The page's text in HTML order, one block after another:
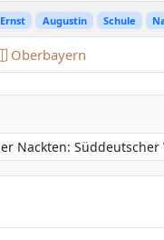
Ernst Augustin Schule
Oberbayern